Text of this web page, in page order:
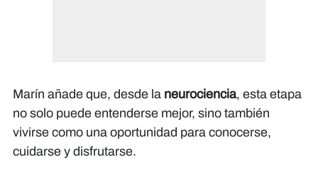
Marín añade que, desde la neurociencia, esta etapa
no solo puede entenderse mejor, sino también
vivirse como una oportunidad para conocerse,
cuidarse y disfrutarse.